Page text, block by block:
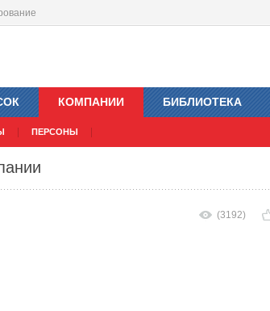
КОМПАНИИ
ПЕРСОНЫ
БИБЛИОТЕКА
(3192)